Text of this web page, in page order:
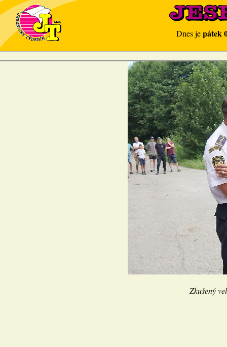
Dnes jepátek
Zkušený